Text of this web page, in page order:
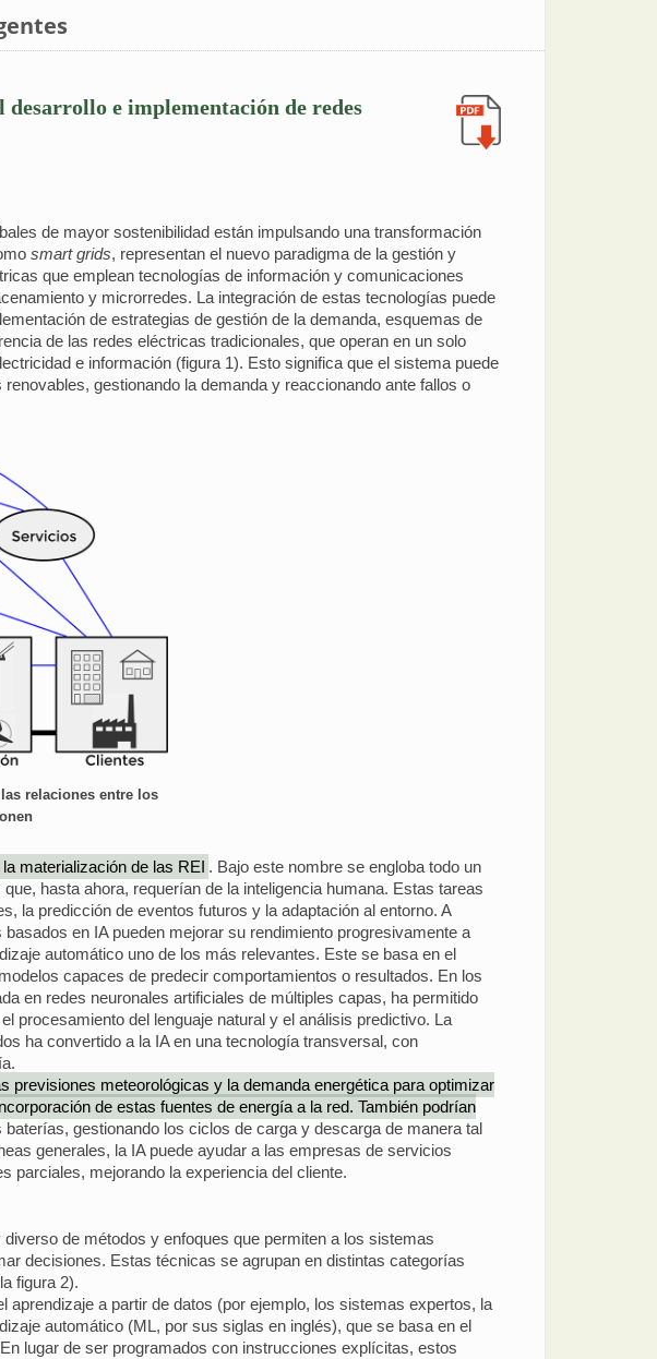
e implementación de redes
de mayor sostenibilidad están impulsando una transformación
smart grids, representan el nuevo paradigma de la gestión y
que emplean tecnologías de información y comunicaciones
y microrredes. La integración de estas tecnologías puede
de estrategias de gestión de la demanda, esquemas de
de las redes eléctricas tradicionales, que operan en un solo
e información (figura 1). Esto significa que el sistema puede
gestionando la demanda y reaccionando ante fallos o
relaciones entre los
materialización de las REI . Bajo este nombre se engloba todo un
hasta ahora, requerían de la inteligencia humana. Estas tareas
la predicción de eventos futuros y la adaptación al entorno. A
en IA pueden mejorar su rendimiento progresivamente a
automático uno de los más relevantes. Este se basa en el
capaces de predecir comportamientos o resultados. En los
en redes neuronales artificiales de múltiples capas, ha permitido
procesamiento del lenguaje natural y el análisis predictivo. La
ha convertido a la IA en una tecnología transversal, con
previsiones meteorológicas y la demanda energética para optimizar
de estas fuentes de energía a la red. También podrían
gestionando los ciclos de carga y descarga de manera tal
generales, la IA puede ayudar a las empresas de servicios
parciales, mejorando la experiencia del cliente.
de métodos y enfoques que permiten a los sistemas
decisiones. Estas técnicas se agrupan en distintas categorías
figura 2).
a partir de datos (por ejemplo, los sistemas expertos, la
automático (ML, por sus siglas en inglés), que se basa en el
lugar de ser programados con instrucciones explícitas, estos